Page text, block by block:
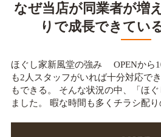
なぜ当店が同業者が増
りで成長できて
ほぐし家新風堂の強み OPENから
も2人スタッフがいれば十分対応で
もできる。 そんな状況の中、「ほ
ました。 暇な時間も多くチラシ配